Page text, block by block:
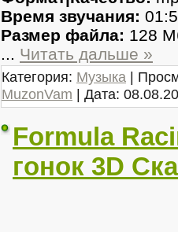
Время звучания:
Размер файла: 128
... Читать дальше »
Категория: Музыка |
MuzonVam | Дата:
Formula
гонок 3D